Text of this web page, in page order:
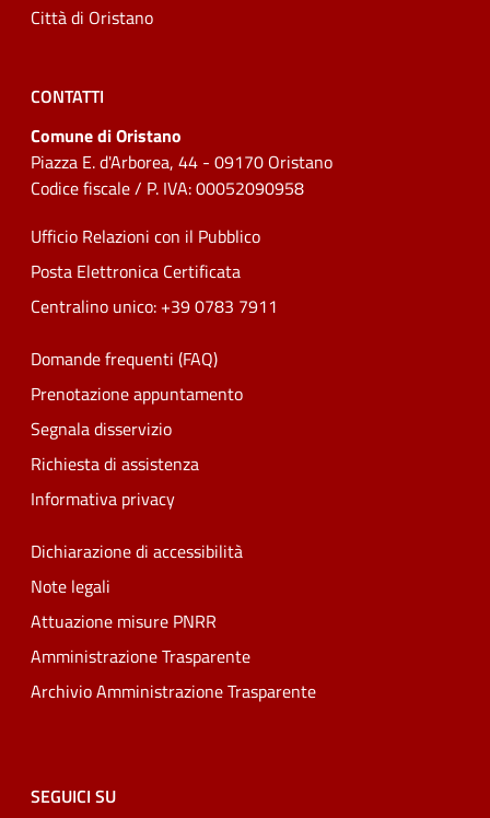
Città di Oristano
CONTATTI
Comune di Oristano
Piazza E. d'Arborea, 44 - 09170 Oristano
Codice fiscale / P. IVA: 00052090958
Ufficio Relazioni con il Pubblico
Posta Elettronica Certificata
Centralino unico: +39 0783 7911
Domande frequenti (FAQ)
Prenotazione appuntamento
Segnala disservizio
Richiesta di assistenza
Informativa privacy
Dichiarazione di accessibilità
Note legali
Attuazione misure PNRR
Amministrazione Trasparente
Archivio Amministrazione Trasparente
SEGUICI SU